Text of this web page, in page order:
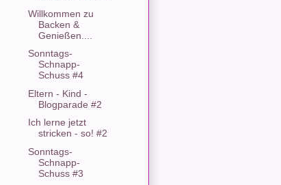
Willkommen zu
Backen &
Genießen....
Sonntags-
Schnapp-
Schuss #4
Eltern - Kind -
Blogparade #2
Ich lerne jetzt
stricken - so! #2
Sonntags-
Schnapp-
Schuss #3